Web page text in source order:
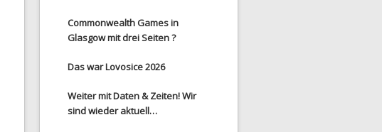
Commonwealth Games in
Glasgow mit drei Seiten ?
Das war Lovosice 2026
Weiter mit Daten & Zeiten! Wir
sind wieder aktuell…